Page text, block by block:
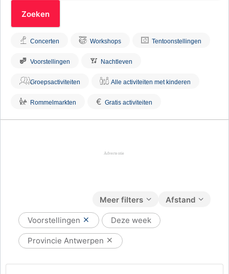
Concerten Workshops Tentoonstellingen
Voorstellingen Nachtleven
Groepsactiviteiten Alle activiteiten met kinderen
Rommelmarkten € Gratis activiteiten
Afstand
Meer filters
Voorstellingen Deze week
Provincie Antwerpen